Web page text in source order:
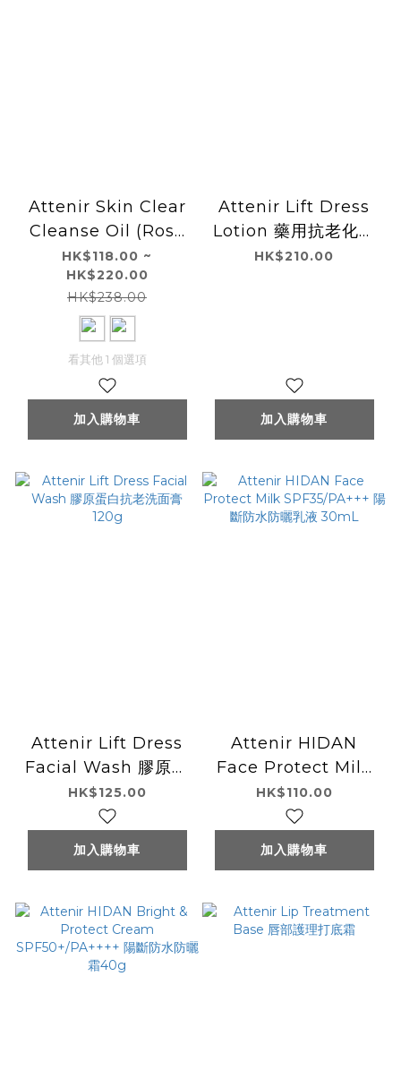
Attenir Skin Clear
Cleanse Oil (Rose
Luxe) 皇牌卸妝油香
薰玫瑰
HK$118.00 ~
HK$220.00
HK$238.00
看其他 1 個選項
加入購物車
Attenir Lift Dress
Lotion 藥用抗老化妝
水 150mL
HK$210.00
加入購物車
Attenir Lift Dress
Facial Wash 膠原蛋
白抗老洗面膏 120g
HK$125.00
加入購物車
Attenir HIDAN
Face Protect Milk
SPF35/PA+++ 陽斷
防水防曬乳液 30mL
HK$110.00
加入購物車